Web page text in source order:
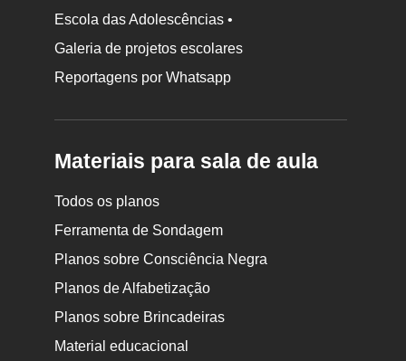
Escola das Adolescências •
Galeria de projetos escolares
Reportagens por Whatsapp
Materiais para sala de aula
Todos os planos
Ferramenta de Sondagem
Planos sobre Consciência Negra
Planos de Alfabetização
Planos sobre Brincadeiras
Material educacional